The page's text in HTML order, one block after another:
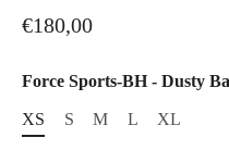
€180,00
Force Sports-BH - Dusty
XS S M L XL